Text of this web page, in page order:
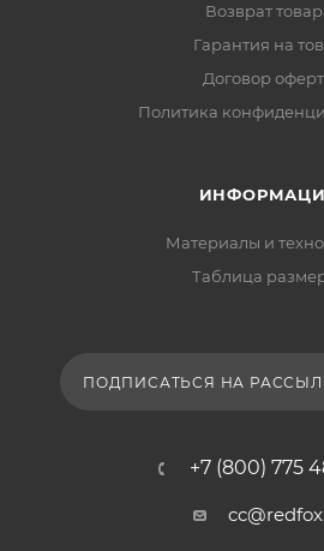
Возврат
Гарантия на
Договор
Политика
Материалы и
Таблица
ПОДПИСАТЬСЯ НА
+7 (800) 775